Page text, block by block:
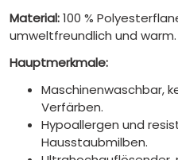
Material:100 %
umweltfreundlich und warm.
Hauptmerkmale:
Maschinenwaschbar,
Verfärben.
Hypoallergen und
Hausstaubmilben.